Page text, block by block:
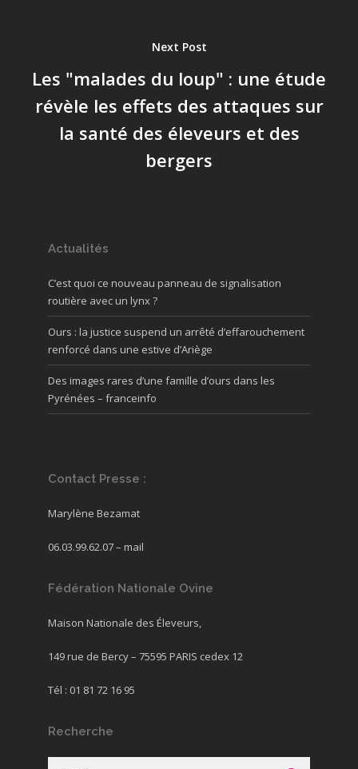
Next Post
Les "malades du loup" : une étude
révèle les effets des attaques sur
la santé des éleveurs et des
bergers
Actualités
C’est quoi ce nouveau panneau de signalisation
routière avec un lynx ?
Ours : la justice suspend un arrêté d’effarouchement
renforcé dans une estive d’Ariège
Des images rares d’une famille d’ours dans les
Pyrénées – franceinfo
Contact Presse :
Marylène Bezamat
06.03.99.62.07 – mail
Fédération Nationale Ovine
Maison Nationale des Éleveurs,
149 rue de Bercy – 75595 PARIS cedex 12
Tél : 01 81 72 16 95
Recherche